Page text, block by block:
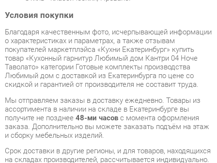
о характеристиках и параметрах, а также отзывам
покупателей маркетплэйса «Кухни Екатеринбург» купить
товар «Кухонный гарнитур Любимый дом Кантри 04 Ноче
Таволато» категории Готовые комплекты производства
Любимый дом с доставкой из Екатеринбурга по цене со
скидкой и гарантией от производителя не составит труда.
Мы отправляем заказы в доставку ежедневно. Товары из
ассортимента в наличии на складе в Екатеринбурге вы
получите не позднее48-ми часовс момента оформления
заказа. Дополнительно вы можете заказать подъём на этаж
Срок доставки в другие регионы, и для товаров, находящихся
на складах производителей, рассчитывается индивидуально.
Уточнить наличие, срок и стоимость доставки вы можете
через формуобратной связи.
В любой момент до передачи заказа в доставку, а также в
течение 7-ми дней после получения заказа вы можете